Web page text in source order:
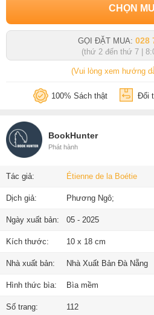
CHỌN
GỌI ĐẶT MUA: 028
(thứ 2 đến thứ 7 |
(Vui lòng xem hướng
100% Sách thật Đổi
BookHunter
Phát hành
Tác giả: Étienne de la Boétie
Dịch giả: Phương Ngô;
Ngày xuất bản: 05 - 2025
Kích thước: 10 x 18 cm
Nhà xuất bản: Nhà Xuất Bản Đà Nẵng
Hình thức bìa: Bìa mềm
Số trang: 112